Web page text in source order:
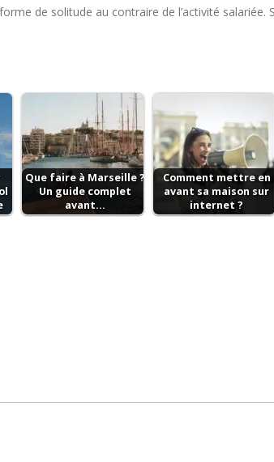
de solitude au contraire de l’activité
Que faire à Marseille ?
Un guide complet
avant…
Comment mettre en
avant sa maison sur
internet ?